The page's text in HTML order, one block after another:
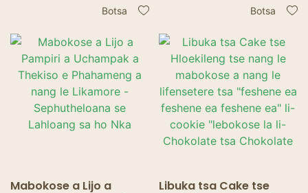
tse potlakileng tsa Eco-
Friendly tse tsoang ho
Mofani oa Feme
Botsa
Snack Food Packaging
Botsa
Mabokose a Lijo a
Libuka tsa Cake tse